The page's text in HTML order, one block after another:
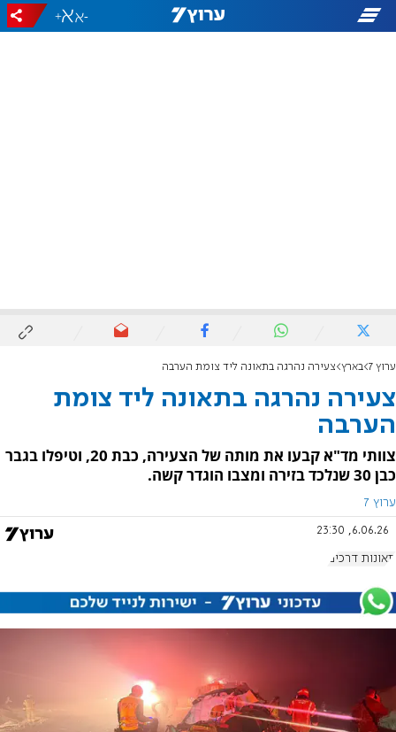
-
+
ערוץ 7 בארץ צעירה נהרגה בתאונה ליד צומת הערבה
צעירה נהרגה בתאונה ליד צומת
הערבה
צוותי מד"א קבעו את מותה של הצעירה, כבת 20, וטיפלו בגבר
כבן 30 שנלכד בזירה ומצבו הוגדר קשה.
ערוץ 7
6.06.26, 23:30
תאונות דרכים